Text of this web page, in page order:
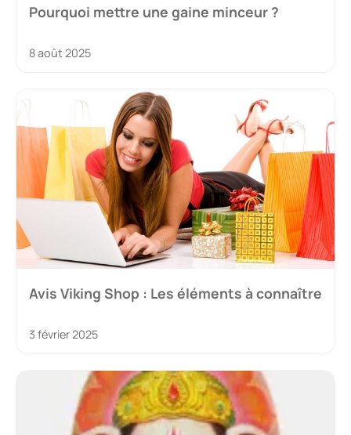
Pourquoi mettre une gaine minceur ?
8 août 2025
Avis Viking Shop : Les éléments à connaître
3 février 2025